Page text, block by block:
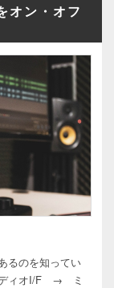
オン・オフ
るのを知ってい
ディオI/F → ミ